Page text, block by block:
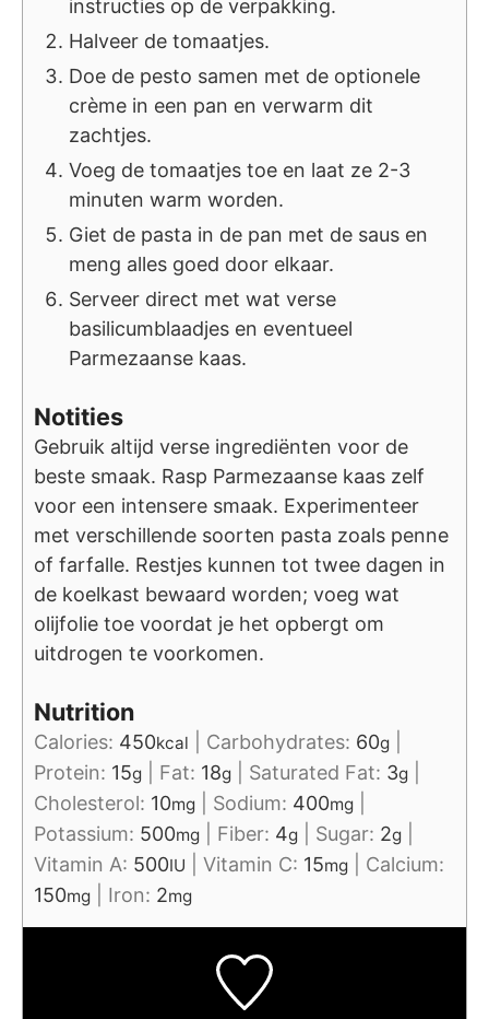
instructies op de verpakking.
Halveer de tomaatjes.
Doe de pesto samen met de optionele
crème in een pan en verwarm dit
zachtjes.
Voeg de tomaatjes toe en laat ze 2-3
minuten warm worden.
Giet de pasta in de pan met de saus en
meng alles goed door elkaar.
Serveer direct met wat verse
basilicumblaadjes en eventueel
Parmezaanse kaas.
Notities
Gebruik altijd verse ingrediënten voor de
beste smaak. Rasp Parmezaanse kaas zelf
voor een intensere smaak. Experimenteer
met verschillende soorten pasta zoals penne
of farfalle. Restjes kunnen tot twee dagen in
de koelkast bewaard worden; voeg wat
olijfolie toe voordat je het opbergt om
uitdrogen te voorkomen.
Nutrition
Calories: 450kcal Carbohydrates: 60g
Protein: 15g Fat: 18g Saturated Fat: 3g
Cholesterol: 10mg Sodium: 400mg
Potassium: 500mg Fiber: 4g Sugar: 2g
Vitamin A: 500IU Vitamin C: 15mg
Calcium:
150mg Iron: 2mg